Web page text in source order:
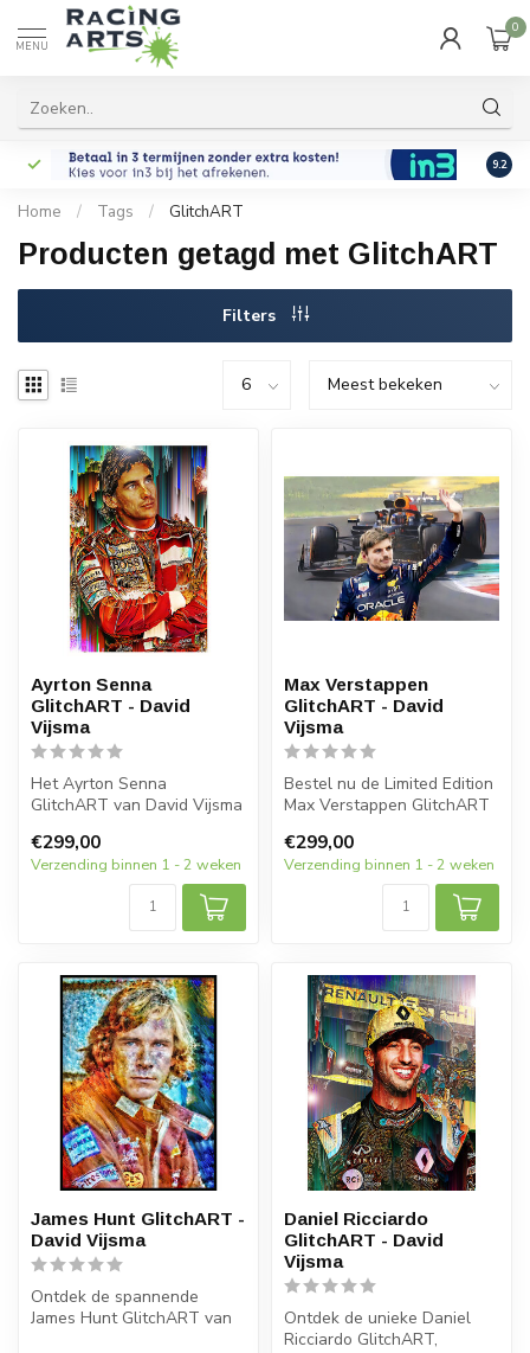
MENU
0
9.2
Home / Tags / GlitchART
Producten getagd met GlitchART
Filters
Ayrton Senna
GlitchART - David
Vijsma
Het Ayrton Senna
GlitchART van David Vijsma
dat een ...
€299,00
Verzending binnen 1 - 2 weken
Max Verstappen
GlitchART - David
Vijsma
Bestel nu de Limited Edition
Max Verstappen GlitchART
Vijsm...
€299,00
Verzending binnen 1 - 2 weken
James Hunt GlitchART -
David Vijsma
Ontdek de spannende
James Hunt GlitchART van
Daniel Ricciardo
GlitchART - David
Vijsma
Ontdek de unieke Daniel
Ricciardo GlitchART,